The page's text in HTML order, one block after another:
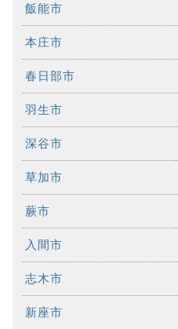
飯能市
本庄市
春日部市
羽生市
深谷市
草加市
蕨市
入間市
志木市
新座市